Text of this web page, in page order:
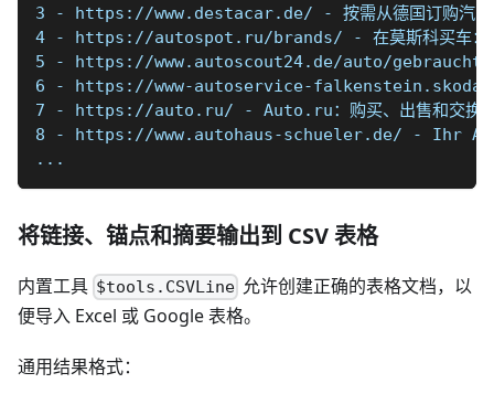
3 - https://www.destacar.de/ - 按需从德国订购汽车 | ...
4 - https://autospot.ru/brands/ - 在莫斯科买车：价格
5 - https://www.autoscout24.de/auto/
6 - https://www-autoservice-falkenstein.skoda-
7 - https://auto.ru/ - Auto.ru：购买、出售和交换 ... -
8 - https://www.autohaus-schueler.de/ - Ihr
...
将链接、锚点和摘要输出到 CSV 表格
内置工具 $tools.CSVLine 允许创建正确的表格文档，以
便导入 Excel 或 Google 表格。
通用结果格式：